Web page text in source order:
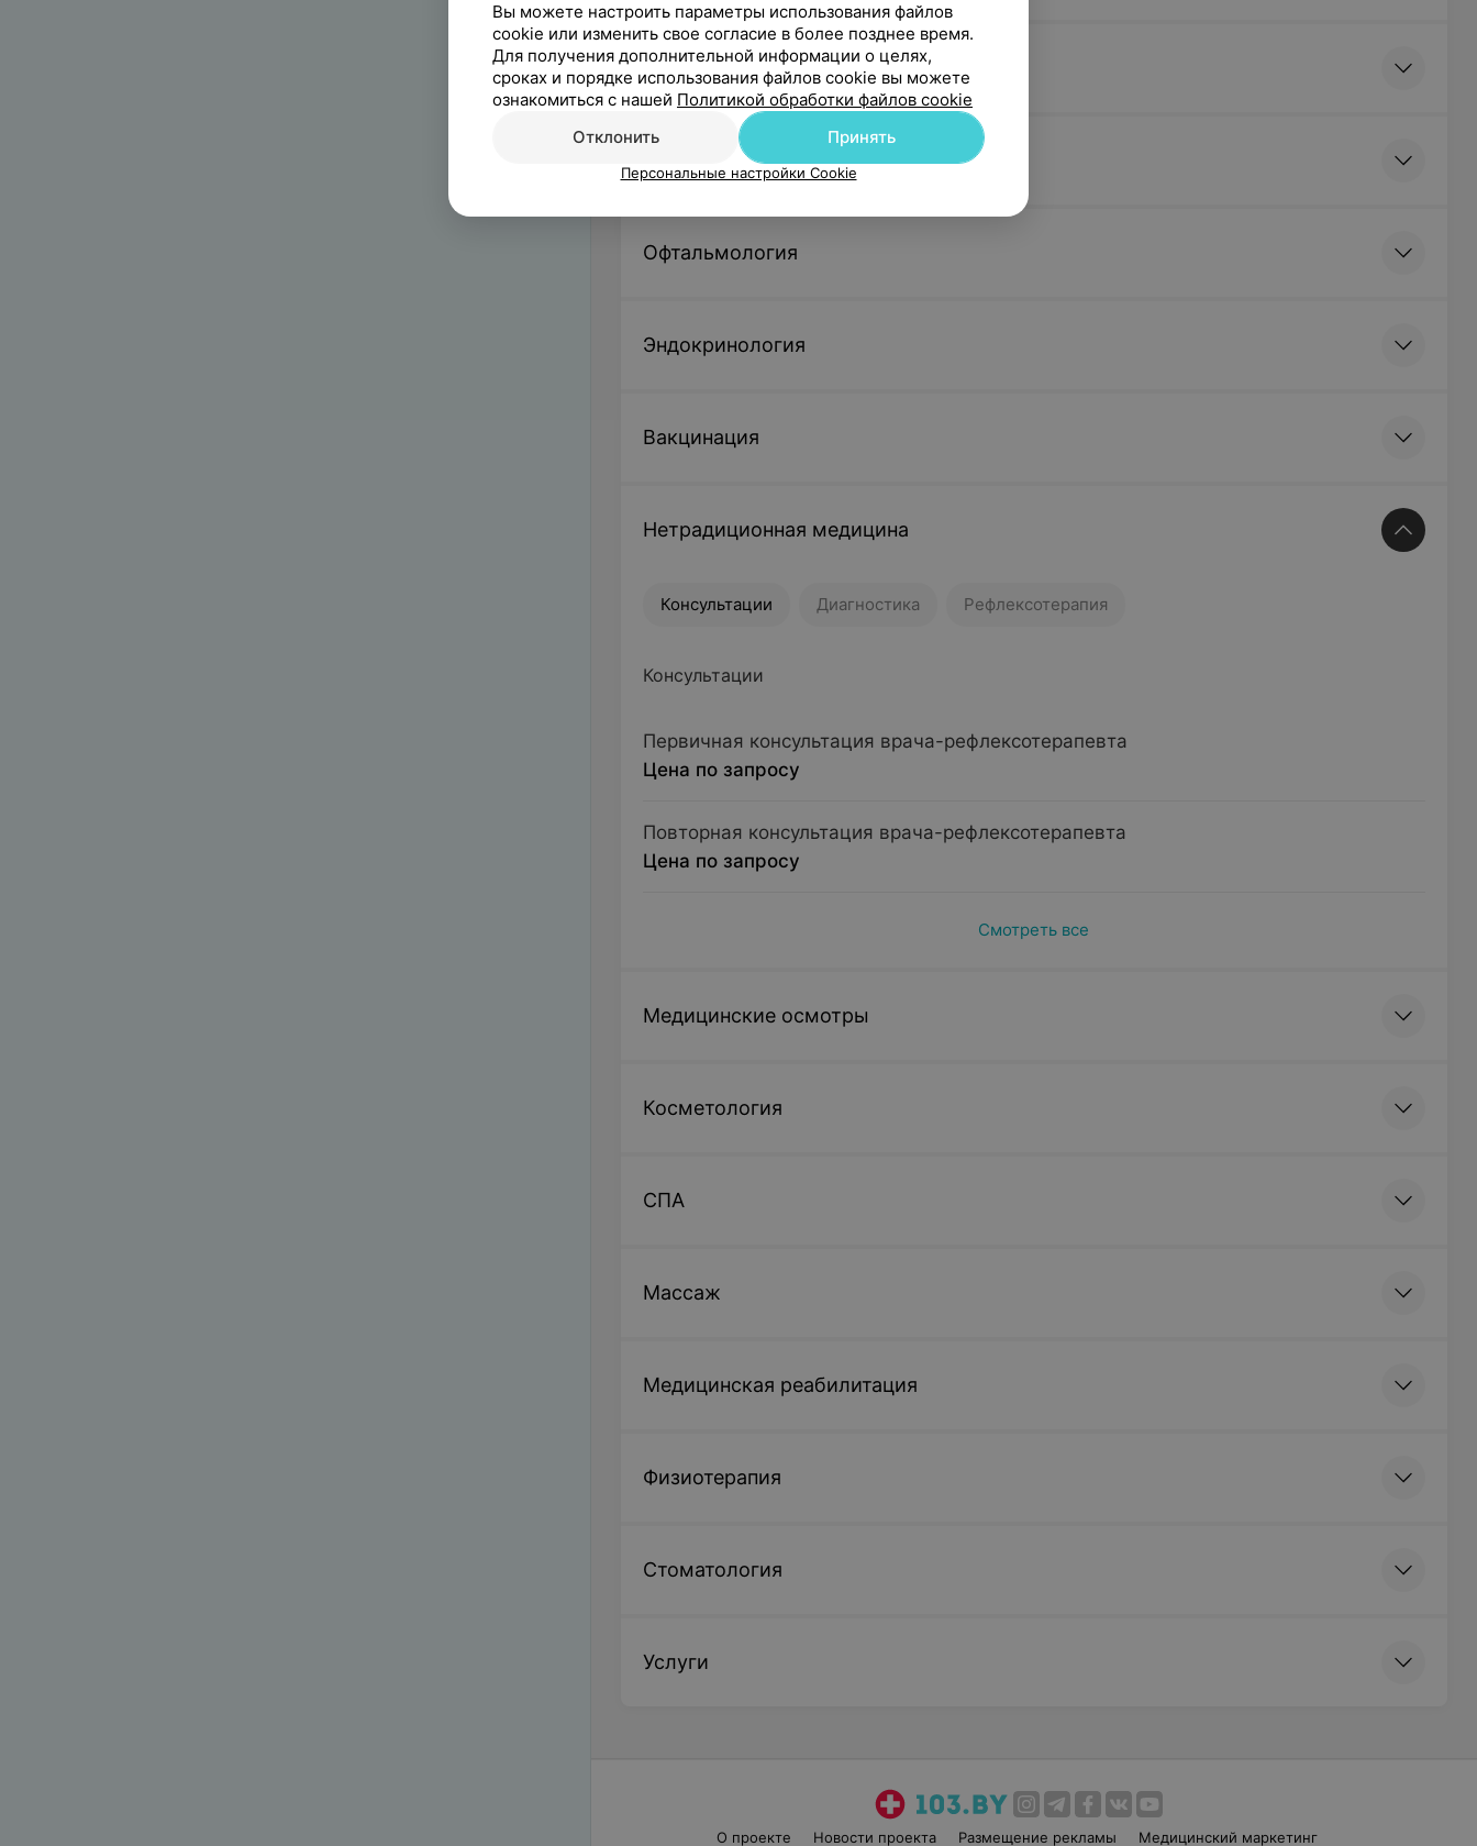
Аллергология
Оториноларингология (ЛОР)
Офтальмология
Эндокринология
Вакцинация
Нетрадиционная медицина
Консультации Диагностика Рефлексотерапия
Консультации
Первичная консультация врача-рефлексотерапевта
Цена по запросу
Повторная консультация врача-рефлексотерапевта
Цена по запросу
Смотреть все
Медицинские осмотры
Косметология
СПА
Массаж
Медицинская реабилитация
Физиотерапия
Стоматология
Услуги
О проекте Новости проекта Размещение рекламы Медицинский маркетинг
Вы можете настроить параметры использования файлов
cookie или изменить свое согласие в более позднее время.
Для получения дополнительной информации о целях,
сроках и порядке использования файлов cookie вы можете
ознакомиться с нашей Политикой обработки файлов cookie
Отклонить
Принять
Персональные настройки Cookie